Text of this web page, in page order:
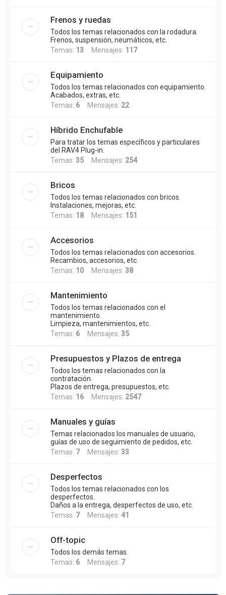
Frenos y ruedas
Todos los temas relacionados con la rodadura.
Frenos, suspensión, neumáticos, etc.
Temas: 13 Mensajes: 117
Equipamiento
Todos los temas relacionados con equipamiento.
Acabados, extras, etc.
Temas: 6 Mensajes: 22
Híbrido Enchufable
Para tratar los temas específicos y particulares
del RAV4 Plug-in.
Temas: 35 Mensajes: 254
Bricos
Todos los temas relacionados con bricos.
Instalaciones, mejoras, etc.
Temas: 18 Mensajes: 151
Accesorios
Todos los temas relacionados con accesorios.
Recambios, accesorios, etc.
Temas: 10 Mensajes: 38
Mantenimiento
Todos los temas relacionados con el
mantenimiento.
Limpieza, mantenimientos, etc.
Temas: 6 Mensajes: 35
Presupuestos y Plazos de entrega
Todos los temas relacionados con la
contratación.
Plazos de entrega, presupuestos, etc.
Temas: 16 Mensajes: 2547
Manuales y guías
Temas relacionados los manuales de usuario,
guías de uso de seguimiento de pedidos, etc.
Temas: 7Mensajes: 33
Desperfectos
Todos los temas relacionados con los
desperfectos.
Daños a la entrega, desperfectos de uso, etc.
Temas: 7Mensajes: 41
Off-topic
Todos los demás temas.
Temas: 6 Mensajes: 7